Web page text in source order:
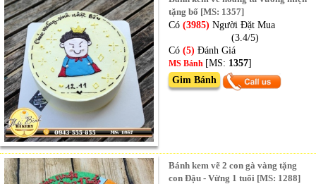
tặng bố [MS: 1357]
Có(3985) Người Đặt Mua
(3.4/5)
Có (5)Đánh Giá
MS Bánh [MS: 1357]
Gim Bánh
Bánh kem vẽ 2 con gà vàng tặng
con Đậu - Vừng 1 tuổi [MS: 1288]